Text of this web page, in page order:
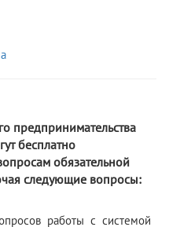
предпринимательства
бесплатно
обязательной
следующие вопросы:
работы с системой